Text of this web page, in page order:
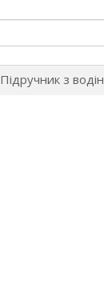
Підручник з